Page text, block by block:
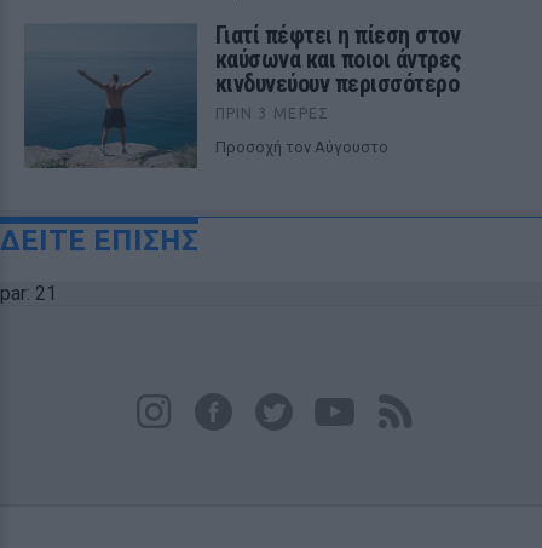
Γιατί πέφτει η πίεση στον
καύσωνα και ποιοι άντρες
κινδυνεύουν περισσότερο
ΠΡΙΝ 3 ΜΈΡΕΣ
Προσοχή τον Αύγουστο
ΔΕΙΤΕ ΕΠΙΣΗΣ
par: 21